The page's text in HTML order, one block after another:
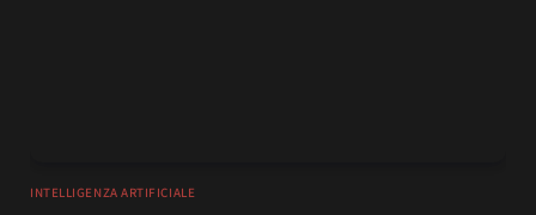
INTELLIGENZA ARTIFICIALE